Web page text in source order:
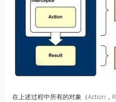
在上述过程中所有的对象（Action，